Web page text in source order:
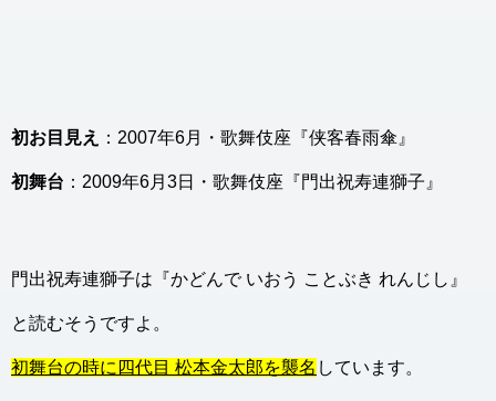
初お目見え ：2007年6月・歌舞伎座『侠客春雨傘』
初舞台 ：2009年6月3日・歌舞伎座『門出祝寿連獅子』
門出祝寿連獅子は『かどんで いおう ことぶき れんじし』
と読むそうですよ。
初舞台の時に四代目 松本金太郎を襲名 しています。